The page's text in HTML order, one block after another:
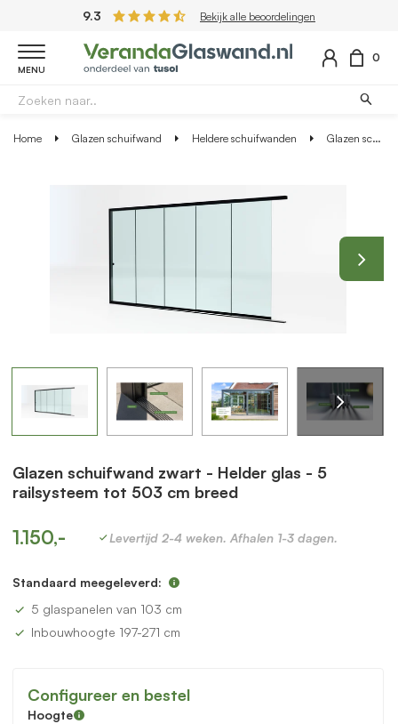
9.3 Bekijk alle beoordelingen
MENU
0
Home Glazen schuifwand Heldere schuifwanden Glazen schuifwand zwart - Helder glas - 5 railsysteem tot 503 cm breed
Glazen schuifwand zwart - Helder glas - 5
railsysteem tot 503 cm breed
1.150,- Levertijd 2-4 weken. Afhalen 1-3 dagen.
Standaard meegeleverd:
5 glaspanelen van 103 cm
Inbouwhoogte 197-271 cm
Configureer en bestel
Hoogte